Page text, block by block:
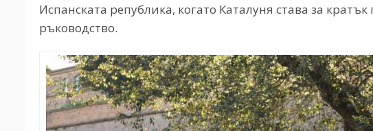
Испанската република, когато Каталуня става за
ръководство.